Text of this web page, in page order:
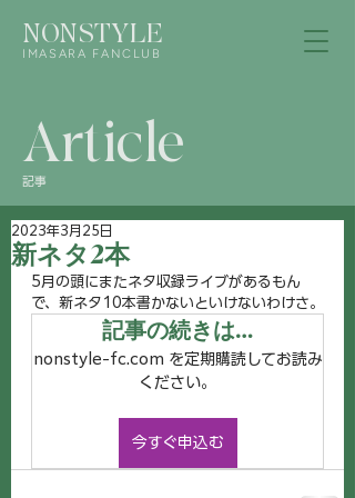
NONSTYLE
IMASARA FANCLUB
Article
記事
新ネタ2本
2023年3月25日
5月の頭にまたネタ収録ライブがあるもん
で、新ネタ10本書かないといけないわけさ。
記事の続きは…
nonstyle-fc.com を定期購読してお読み
ください。
今すぐ申込む